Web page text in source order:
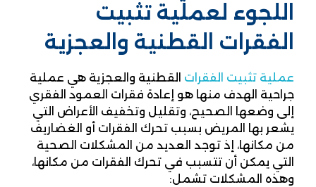
اللجوء لعملية تثبيت
الفقرات القطنية والعجزية
عملية تثبيت الفقرات القطنية والعجزية هي عملية
جراحية الهدف منها هو إعادة فقرات العمود الفقري
إلى وضعها الصحيح، وتقليل وتخفيف الأعراض التي
يشعر بها المريض بسبب تحرك الفقرات أو الغضاريف
من مكانها، إذ توجد العديد من المشكلات الصحية
التي يمكن أن تتسبب في تحرك الفقرات من مكانها،
وهذه المشكلات تشمل: